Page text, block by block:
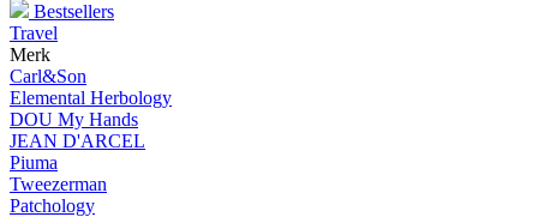
Bestsellers
Travel
Merk
Carl&Son
Elemental Herbology
DOU My Hands
JEAN D'ARCEL
Piuma
Tweezerman
Patchology